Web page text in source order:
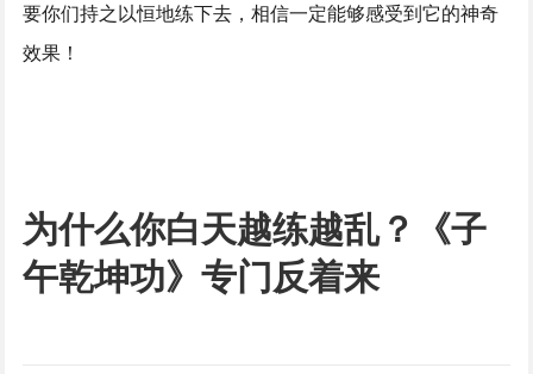
要你们持之以恒地练下去，相信一定能够感受到它的神奇
效果！
为什么你白天越练越乱？《子
午乾坤功》专门反着来